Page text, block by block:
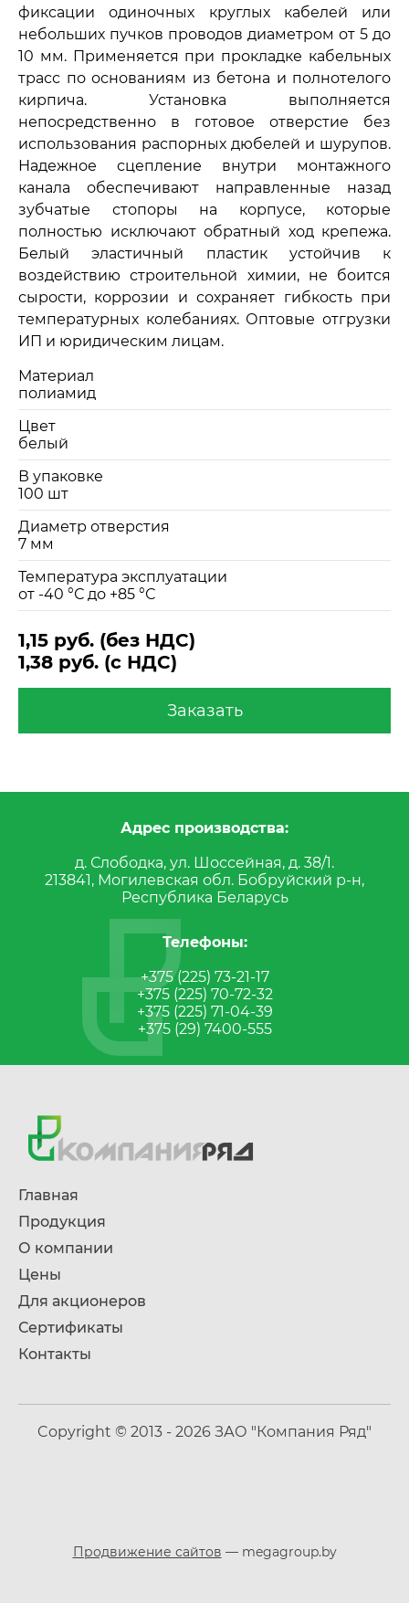
фиксации одиночных круглых кабелей или
небольших пучков проводов диаметром от 5 до
10 мм. Применяется при прокладке кабельных
трасс по основаниям из бетона и полнотелого
кирпича. Установка выполняется
непосредственно в готовое отверстие без
использования распорных дюбелей и шурупов.
Надежное сцепление внутри монтажного
канала обеспечивают направленные назад
зубчатые стопоры на корпусе, которые
полностью исключают обратный ход крепежа.
Белый эластичный пластик устойчив к
воздействию строительной химии, не боится
сырости, коррозии и сохраняет гибкость при
температурных колебаниях. Оптовые отгрузки
ИП и юридическим лицам.
Материал
полиамид
Цвет
белый
В упаковке
100 шт
Диаметр отверстия
7 мм
Температура эксплуатации
от -40 °С до +85 °С
1,15 руб. (без НДС)
1,38 руб. (c НДС)
Заказать
Адрес производства:
д. Слободка, ул. Шоссейная, д. 38/1.
213841, Могилевская обл. Бобруйский р-н,
Республика Беларусь
Телефоны:
+375 (225) 73-21-17
+375 (225) 70-72-32
+375 (225) 71-04-39
+375 (29) 7400-555
Главная
Продукция
О компании
Цены
Для акционеров
Сертификаты
Контакты
Copyright © 2013 - 2026 ЗАО "Компания Ряд"
Продвижение сайтов — megagroup.by